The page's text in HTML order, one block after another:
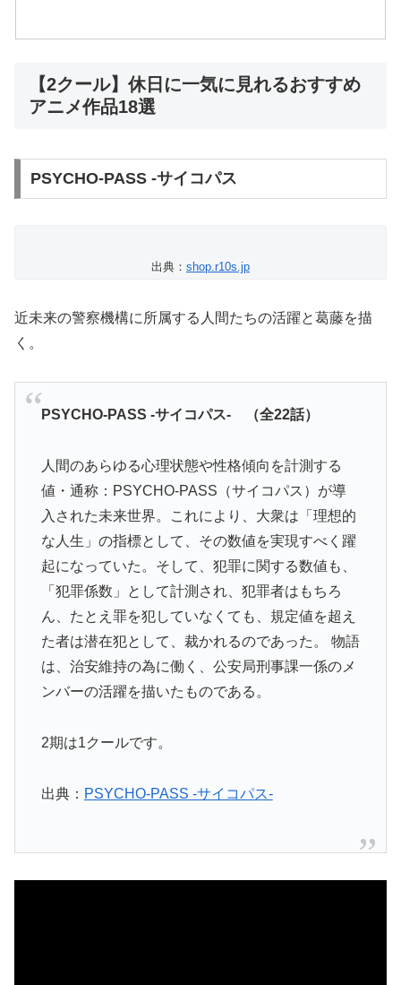
【2クール】休日に一気に見れるおすすめ
アニメ作品18選
PSYCHO-PASS -サイコパス
出典： shop.r10s.jp
近未来の警察機構に所属する人間たちの活躍と葛藤を描
く。
PSYCHO-PASS -サイコパス- （全22話）
人間のあらゆる心理状態や性格傾向を計測する
値・通称：PSYCHO-PASS（サイコパス）が導
入された未来世界。これにより、大衆は「理想的
な人生」の指標として、その数値を実現すべく躍
起になっていた。そして、犯罪に関する数値も、
「犯罪係数」として計測され、犯罪者はもちろ
ん、たとえ罪を犯していなくても、規定値を超え
た者は潜在犯として、裁かれるのであった。 物語
は、治安維持の為に働く、公安局刑事課一係のメ
ンバーの活躍を描いたものである。
2期は1クールです。
出典： PSYCHO-PASS -サイコパス-